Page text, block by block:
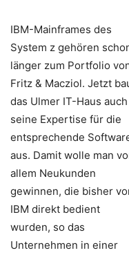
IBM-Mainframes des
System z gehören
länger zum Portfolio
Fritz & Macziol. Jetzt
das Ulmer IT-Haus auch
seine Expertise für die
entsprechende
aus. Damit wolle man
allem Neukunden
gewinnen, die bisher
IBM direkt bedient
wurden, so das
Unternehmen in einer